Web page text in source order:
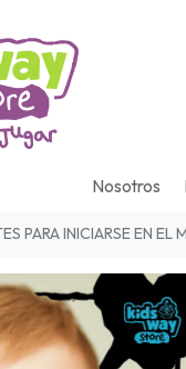
Nosotros
PARA INICIARSE EN EL